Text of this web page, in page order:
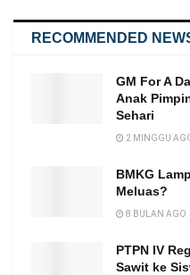
RECOMMENDED
GM For A
Anak
Sehari
2 MINGGU
BMKG
Meluas?
8 BULAN AGO
PTPN IV
Sawit ke